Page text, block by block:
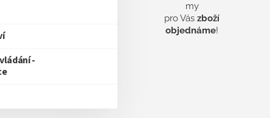
-
my
pro Vászboží
objednáme!